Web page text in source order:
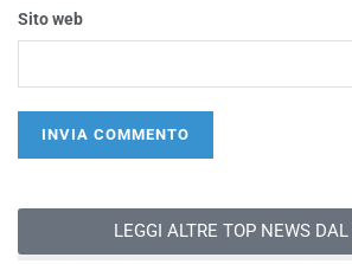
Sito web
LEGGI ALTRE TOP NEWS